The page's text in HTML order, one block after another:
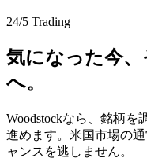
24/5 Trading
気になった今、
へ。
Woodstockなら、銘柄
進めます。米国市場の
ャンスを逃しません。